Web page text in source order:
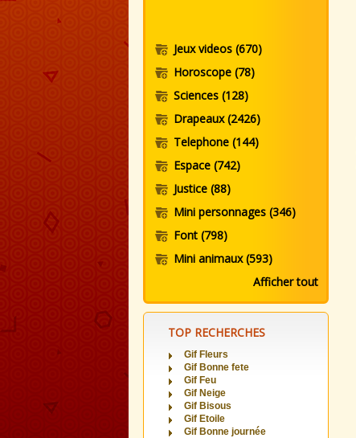
Jeux videos (670)
Horoscope (78)
Sciences (128)
Drapeaux(2426)
Telephone (144)
Espace (742)
Justice (88)
Mini personnages (346)
Font (798)
Mini animaux(593)
Afficher tout
TOP RECHERCHES
Gif Fleurs
Gif Bonne fete
Gif Feu
Gif Neige
Gif Bisous
Gif Etoile
Gif Bonne journée